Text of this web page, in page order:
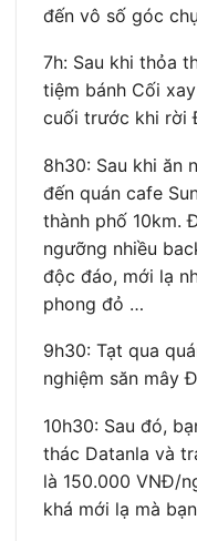
đến vô số góc
7h: Sau khi thỏa
tiệm bánh Cối
cuối trước khi rời
8h30: Sau khi ăn
đến quán cafe
thành phố 10km.
ngưỡng nhiều
độc đáo, mới lạ
phong đỏ …
9h30: Tạt qua
nghiệm săn mây
10h30: Sau đó,
thác Datanla và
là 150.000 VNĐ/
khá mới lạ mà